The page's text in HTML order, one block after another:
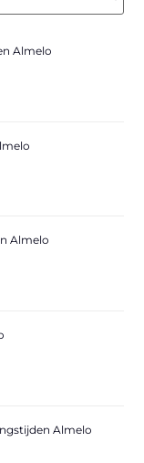
Almelo
Almelo
Almelo